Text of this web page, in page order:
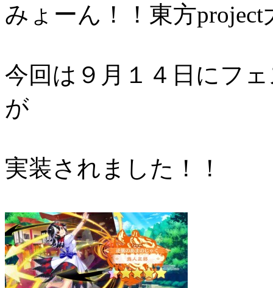
みょーん！！東方
今回は９月１４日にフ
が
実装されました！！